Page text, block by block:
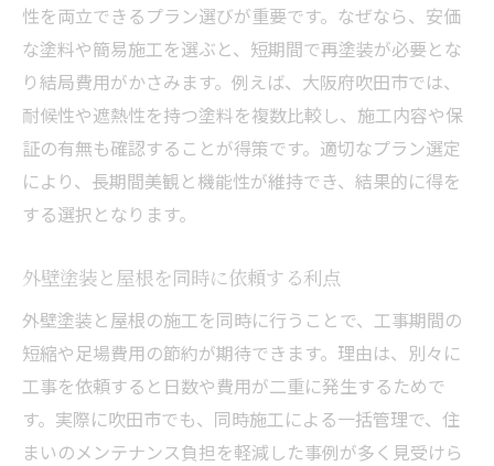
性を両立できるプラン選びが重要です。なぜなら、安価
な塗料や簡易施工を選ぶと、短期間で再塗装が必要とな
り結局費用がかさみます。例えば、大阪府吹田市では、
耐候性や遮熱性を持つ塗料を複数比較し、施工内容や保
証の有無も確認することが得策です。適切なプラン選定
により、長期間美観と機能性が維持でき、結果的に得を
する選択となります。
外壁塗装と屋根を同時に依頼する利点
外壁塗装と屋根の施工を同時に行うことで、工事期間の
短縮や足場費用の節約が期待できます。理由は、別々に
工事を依頼すると日数や費用が二重に発生するためで
す。実際に吹田市でも、同時施工による一括管理で、住
まいのメンテナンス負担を軽減した事例が多く見受けら